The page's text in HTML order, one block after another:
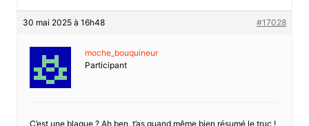
30 mai 2025 à 16h48 #17028
moche_bouquineur
Participant
C’est une blague ? Ah ben, t’as quand même bien résumé le truc !